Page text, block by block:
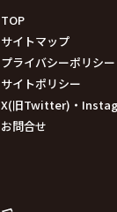
TOP
サイトマップ
プライバシーポリシー
サイトポリシー
X(旧Twitter)・
お問合せ